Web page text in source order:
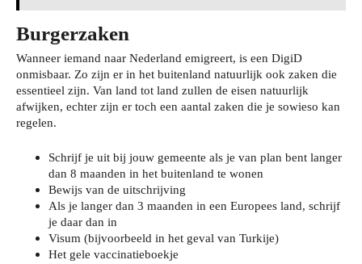
Burgerzaken
Wanneer iemand naar Nederland emigreert, is een DigiD
onmisbaar. Zo zijn er in het buitenland natuurlijk ook zaken die
essentieel zijn. Van land tot land zullen de eisen natuurlijk
afwijken, echter zijn er toch een aantal zaken die je sowieso kan
regelen.
Schrijf je uit bij jouw gemeente als je van plan bent langer
dan 8 maanden in het buitenland te wonen
Bewijs van de uitschrijving
Als je langer dan 3 maanden in een Europees land, schrijf
je daar dan in
Visum (bijvoorbeeld in het geval van Turkije)
Het gele vaccinatieboekje